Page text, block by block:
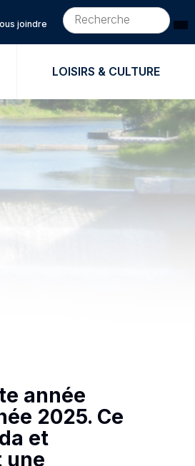
joindre
LOISIRS & CULTURE
année
2025. Ce
et
une